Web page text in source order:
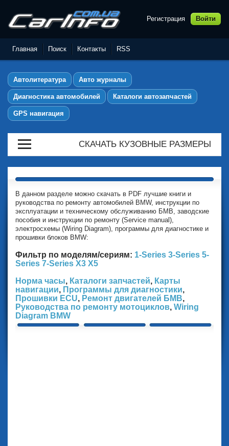
Автолитература,
Руководства по ремонту и
эксплуатации автомобилей
Регистрация Войти
Главная Поиск Контакты RSS
Автолитература Авто журналы
Диагностика автомобилей Каталоги автозапчастей
GPS навигация
СКАЧАТЬ КУЗОВНЫЕ РАЗМЕРЫ
В данном разделе можно скачать в PDF лучшие книги и
руководства по ремонту автомобилей BMW, инструкции по
эксплуатации и техническому обслуживанию БМВ, заводские
пособия и инструкции по ремонту (Service manual),
электросхемы (Wiring Diagram), программы для диагностике и
прошивки блоков BMW:
Фильтр по моделям/сериям: 1-Series 3-Series 5-
Series 7-Series X3 X5
Норма часы, Каталоги запчастей, Карты
навигации, Программы для диагностики,
Прошивки ECU, Ремонт двигателей БМВ,
Руководства по ремонту мотоциклов, Wiring
Diagram BMW